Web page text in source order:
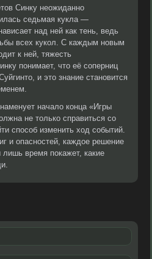
Синку неожиданно
седьмая кукла —
над ней как тень, ведь
всех кукол. С каждым новым
к ней, тяжесть
понимает, что её соперниц
и это знание становится
начало конца «Игры
не только справиться со
способ изменить ход событий.
и опасностей, каждое решение
время покажет, какие